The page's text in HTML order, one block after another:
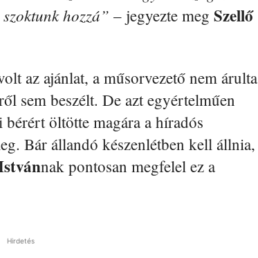
hozzá” – jegyezte meg Szellő
az ajánlat, a műsorvezető nem árulta
sem beszélt. De azt egyértelműen
öltötte magára a híradós
Bár állandó készenlétben kell állnia,
nak pontosan megfelel ez a
Hirdetés